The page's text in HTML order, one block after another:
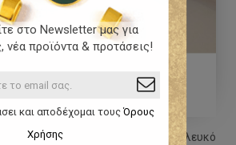
με οριζόντια τρυπα (Ø2.2mm) λευκό
στο Newsletter μας για
προϊόντα & προτάσεις!
και αποδέχομαι τουςΌρους
Χρήσης